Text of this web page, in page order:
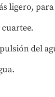
ligero,
del